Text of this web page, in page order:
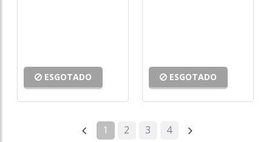
ESGOTADO ESGOTADO
1 2 3 4